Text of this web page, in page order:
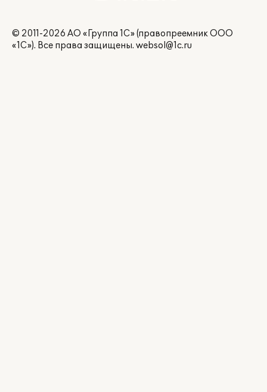
© 2011-2026 АО «Группа 1С» (правопреемник ООО
«1С»). Все права защищены. websol@1c.ru